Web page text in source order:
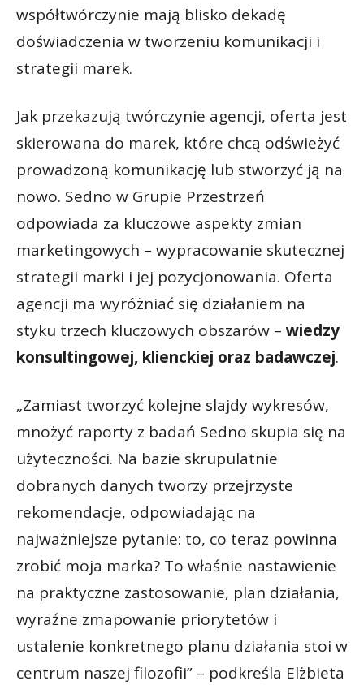
współtwórczynie mają blisko dekadę
doświadczenia w tworzeniu komunikacji i
strategii marek.
Jak przekazują twórczynie agencji, oferta jest
skierowana do marek, które chcą odświeżyć
prowadzoną komunikację lub stworzyć ją na
nowo. Sedno w Grupie Przestrzeń
odpowiada za kluczowe aspekty zmian
marketingowych – wypracowanie skutecznej
strategii marki i jej pozycjonowania. Oferta
agencji ma wyróżniać się działaniem na
styku trzech kluczowych obszarów – wiedzy
konsultingowej, klienckiej oraz badawczej.
„Zamiast tworzyć kolejne slajdy wykresów,
mnożyć raporty z badań Sedno skupia się na
użyteczności. Na bazie skrupulatnie
dobranych danych tworzy przejrzyste
rekomendacje, odpowiadając na
najważniejsze pytanie: to, co teraz powinna
zrobić moja marka? To właśnie nastawienie
na praktyczne zastosowanie, plan działania,
wyraźne zmapowanie priorytetów i
ustalenie konkretnego planu działania stoi w
centrum naszej filozofii” – podkreśla Elżbieta